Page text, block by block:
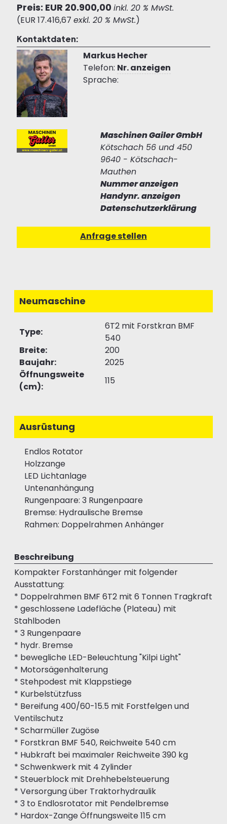
Preis: EUR 20.900,00 inkl. 20 % MwSt.
(EUR 17.416,67 exkl. 20 % MwSt.)
Kontaktdaten:
Markus Hecher
Telefon: Nr. anzeigen
Sprache:
Maschinen Gailer GmbH
Kötschach 56 und 450
9640 - Kötschach-
Mauthen
Nummer anzeigen
Handynr. anzeigen
Datenschutzerklärung
Neumaschine
Type:
6T2 mit Forstkran BMF
540
Breite:
200
Baujahr:
2025
Öffnungsweite
(cm):
115
Ausrüstung
Endlos Rotator
Holzzange
LED Lichtanlage
Untenanhängung
Rungenpaare: 3 Rungenpaare
Bremse: Hydraulische Bremse
Rahmen: Doppelrahmen Anhänger
Beschreibung
Kompakter Forstanhänger mit folgender
Ausstattung:
* Doppelrahmen BMF 6T2 mit 6 Tonnen Tragkraft
* geschlossene Ladefläche (Plateau) mit
Stahlboden
* 3 Rungenpaare
* hydr. Bremse
* bewegliche LED-Beleuchtung "Kilpi Light"
* Motorsägenhalterung
* Stehpodest mit Klappstiege
* Kurbelstützfuss
* Bereifung 400/60-15.5 mit Forstfelgen und
Ventilschutz
* Scharmüller Zugöse
* Forstkran BMF 540, Reichweite 540 cm
* Hubkraft bei maximaler Reichweite 390 kg
* Schwenkwerk mit 4 Zylinder
* Steuerblock mit Drehhebelsteuerung
* Versorgung über Traktorhydraulik
* 3 to Endlosrotator mit Pendelbremse
* Hardox-Zange Öffnungsweite 115 cm